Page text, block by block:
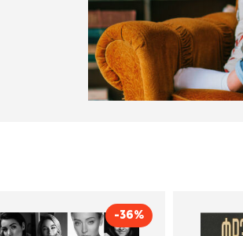
-36%